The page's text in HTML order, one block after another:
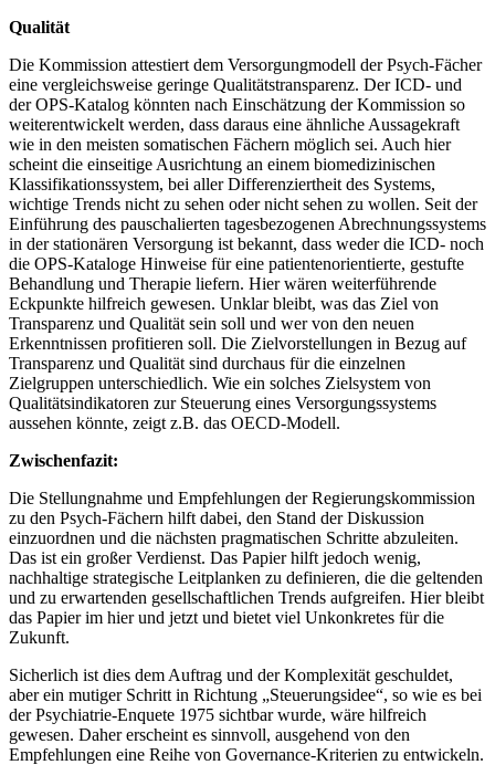
Qualität
Die Kommission attestiert dem Versorgungmodell der Psych-Fächer
eine vergleichsweise geringe Qualitätstransparenz. Der ICD- und
der OPS-Katalog könnten nach Einschätzung der Kommission so
weiterentwickelt werden, dass daraus eine ähnliche Aussagekraft
wie in den meisten somatischen Fächern möglich sei. Auch hier
scheint die einseitige Ausrichtung an einem biomedizinischen
Klassifikationssystem, bei aller Differenziertheit des Systems,
wichtige Trends nicht zu sehen oder nicht sehen zu wollen. Seit der
Einführung des pauschalierten tagesbezogenen Abrechnungssystems
in der stationären Versorgung ist bekannt, dass weder die ICD- noch
die OPS-Kataloge Hinweise für eine patientenorientierte, gestufte
Behandlung und Therapie liefern. Hier wären weiterführende
Eckpunkte hilfreich gewesen. Unklar bleibt, was das Ziel von
Transparenz und Qualität sein soll und wer von den neuen
Erkenntnissen profitieren soll. Die Zielvorstellungen in Bezug auf
Transparenz und Qualität sind durchaus für die einzelnen
Zielgruppen unterschiedlich. Wie ein solches Zielsystem von
Qualitätsindikatoren zur Steuerung eines Versorgungssystems
aussehen könnte, zeigt z.B. das OECD-Modell.
Zwischenfazit:
Die Stellungnahme und Empfehlungen der Regierungskommission
zu den Psych-Fächern hilft dabei, den Stand der Diskussion
einzuordnen und die nächsten pragmatischen Schritte abzuleiten.
Das ist ein großer Verdienst. Das Papier hilft jedoch wenig,
nachhaltige strategische Leitplanken zu definieren, die die geltenden
und zu erwartenden gesellschaftlichen Trends aufgreifen. Hier bleibt
das Papier im hier und jetzt und bietet viel Unkonkretes für die
Zukunft.
Sicherlich ist dies dem Auftrag und der Komplexität geschuldet,
aber ein mutiger Schritt in Richtung „Steuerungsidee“, so wie es bei
der Psychiatrie-Enquete 1975 sichtbar wurde, wäre hilfreich
gewesen. Daher erscheint es sinnvoll, ausgehend von den
Empfehlungen eine Reihe von Governance-Kriterien zu entwickeln.